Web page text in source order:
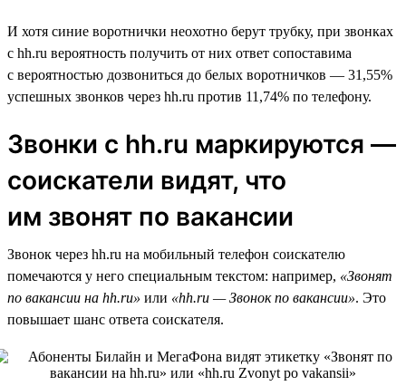
И хотя синие воротнички неохотно берут трубку, при звонках
с hh.ru вероятность получить от них ответ сопоставима
с вероятностью дозвониться до белых воротничков — 31,55%
успешных звонков через hh.ru против 11,74% по телефону.
Звонки с hh.ru маркируются —
соискатели видят, что
им звонят по вакансии
Звонок через hh.ru на мобильный телефон соискателю
помечаются у него специальным текстом: например, «Звонят
по вакансии на hh.ru» или «hh.ru — Звонок по вакансии». Это
повышает шанс ответа соискателя.